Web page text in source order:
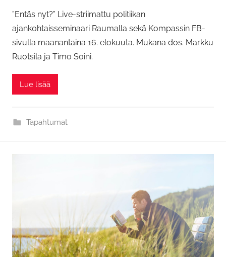
”Entäs nyt?” Live-striimattu politiikan
ajankohtaisseminaari Raumalla sekä Kompassin FB-
sivulla maanantaina 16. elokuuta. Mukana dos. Markku
Ruotsila ja Timo Soini.
Lue lisää
Tapahtumat